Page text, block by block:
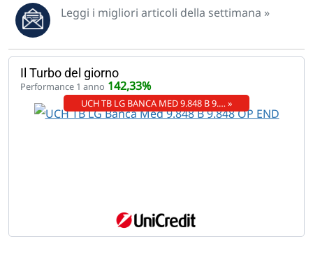
Leggi i migliori articoli della settimana »
Il Turbo del giorno
Performance 1 anno 142,33%
UCH TB LG BANCA MED 9.848 B 9.… »